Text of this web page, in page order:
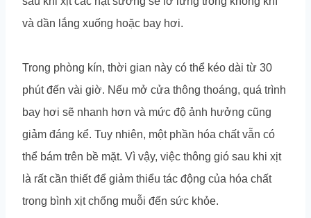
và dần lắng xuống hoặc bay hơi.
Trong phòng kín, thời gian này có thể kéo dài từ 30
phút đến vài giờ. Nếu mở cửa thông thoáng, quá trình
bay hơi sẽ nhanh hơn và mức độ ảnh hưởng cũng
giảm đáng kể. Tuy nhiên, một phần hóa chất vẫn có
thể bám trên bề mặt. Vì vậy, việc thông gió sau khi xịt
là rất cần thiết để giảm thiểu tác động của hóa chất
trong bình xịt chống muỗi đến sức khỏe.